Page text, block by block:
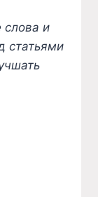
слова и
статьями